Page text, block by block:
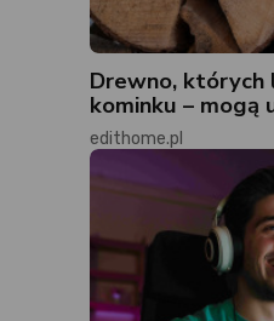
Drewno, których
kominku – mogą
edithome.pl